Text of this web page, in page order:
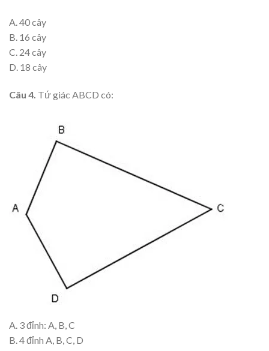
A. 40 cây
B. 16 cây
C. 24 cây
D. 18 cây
Câu 4. Tứ giác ABCD có:
A. 3 đỉnh: A, B, C
B. 4 đỉnh A, B, C, D